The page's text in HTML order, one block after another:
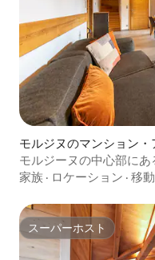
モルジヌのマンション・
モルジーヌの中心部に
クス
家族 · ロケーション · 移
スーパーホスト
スーパーホスト